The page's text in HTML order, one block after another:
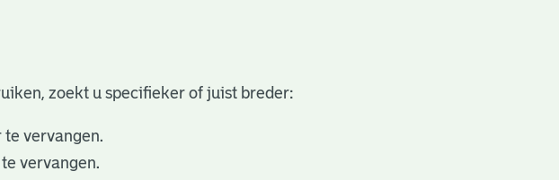
zoekt u specifieker of juist breder:
vervangen.
vervangen.